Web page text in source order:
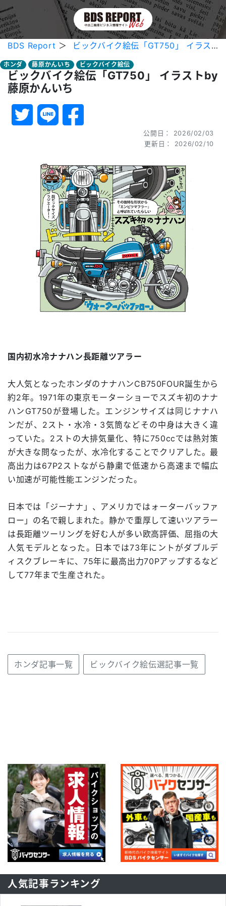
BDS Report ＞ ビックバイク絵伝「GT750」 イラストby藤原かんいち
ホンダ 藤原かんいち ビックバイク絵伝
ビックバイク絵伝「GT750」 イラストby
藤原かんいち
公開日： 2026/02/03
更新日： 2026/02/10
国内初水冷ナナハン長距離ツアラー
大人気となったホンダのナナハンCB750FOUR誕生から
約2年。1971年の東京モーターショーでスズキ初のナナ
ハンGT750が登場した。エンジンサイズは同じナナハ
ンだが、2スト・水冷・3気筒などその中身は大きく違
っていた。2ストの大排気量化、特に750ccでは熱対策
が大きな問なったが、水冷化することでクリアした。最
高出力は67P2ストながら静粛で低速から高速まで幅広
い加速が可能性能エンジンだった。
日本では「ジーナナ」、アメリカではォーターバッファ
ロー」の名で親しまれた。静かで重厚して速いツアラー
は長距離ツーリングを好む人が多い欧高評価、屈指の大
人気モデルとなった。日本では73年にントがダブルデ
ィスクブレーキに、75年に最高出力70Pアップするなど
して77年まで生産された。
ホンダ記事一覧 ビックバイク絵伝選記事一覧
人気記事ランキング